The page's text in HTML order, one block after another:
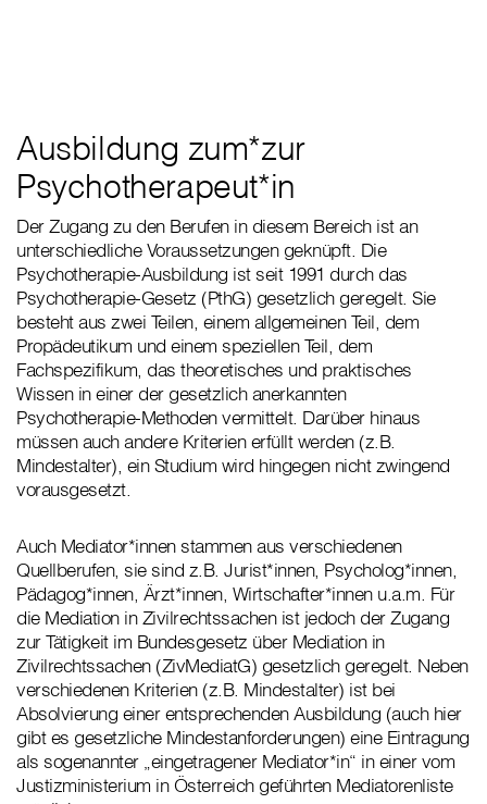
Ausbildung zum*zur
Psychotherapeut*in
Der Zugang zu den Berufen in diesem Bereich ist an
unterschiedliche Voraussetzungen geknüpft. Die
Psychotherapie-Ausbildung ist seit 1991 durch das
Psychotherapie-Gesetz (PthG) gesetzlich geregelt. Sie
besteht aus zwei Teilen, einem allgemeinen Teil, dem
Propädeutikum und einem speziellen Teil, dem
Fachspezifikum, das theoretisches und praktisches
Wissen in einer der gesetzlich anerkannten
Psychotherapie-Methoden vermittelt. Darüber hinaus
müssen auch andere Kriterien erfüllt werden (z.B.
Mindestalter), ein Studium wird hingegen nicht zwingend
vorausgesetzt.
Auch Mediator*innen stammen aus verschiedenen
Quellberufen, sie sind z.B. Jurist*innen, Psycholog*innen,
Pädagog*innen, Ärzt*innen, Wirtschafter*innen u.a.m. Für
die Mediation in Zivilrechtssachen ist jedoch der Zugang
zur Tätigkeit im Bundesgesetz über Mediation in
Zivilrechtssachen (ZivMediatG) gesetzlich geregelt. Neben
verschiedenen Kriterien (z.B. Mindestalter) ist bei
Absolvierung einer entsprechenden Ausbildung (auch hier
gibt es gesetzliche Mindestanforderungen) eine Eintragung
als sogenannter „eingetragener Mediator*in“ in einer vom
Justizministerium in Österreich geführten Mediatorenliste